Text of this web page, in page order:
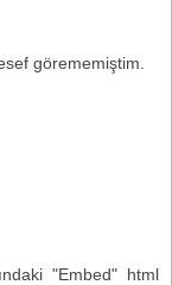
görememiştim.
"Embed" html